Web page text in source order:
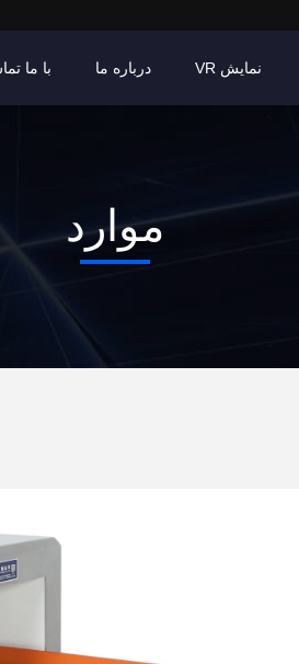
نمایش VR درباره ما با ما
موارد